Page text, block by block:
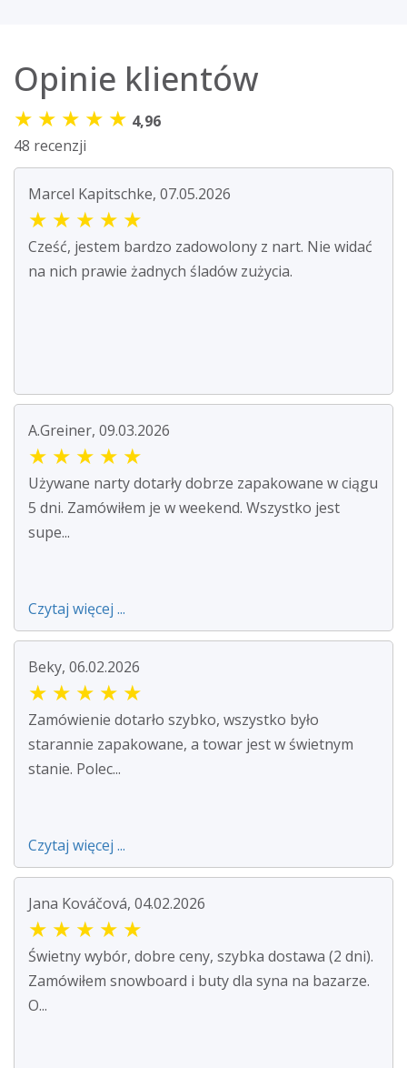
Opinie klientów
★ ★ ★ ★ ★ 4,96
48 recenzji
Marcel Kapitschke, 07.05.2026
★ ★ ★ ★ ★
Cześć, jestem bardzo zadowolony z nart. Nie widać
na nich prawie żadnych śladów zużycia.
A.Greiner, 09.03.2026
★ ★ ★ ★ ★
Używane narty dotarły dobrze zapakowane w ciągu
5 dni. Zamówiłem je w weekend. Wszystko jest
supe...
Czytaj więcej ...
Beky, 06.02.2026
★ ★ ★ ★ ★
Zamówienie dotarło szybko, wszystko było
starannie zapakowane, a towar jest w świetnym
stanie. Polec...
Czytaj więcej ...
Jana Kováčová, 04.02.2026
★ ★ ★ ★ ★
Świetny wybór, dobre ceny, szybka dostawa (2 dni).
Zamówiłem snowboard i buty dla syna na bazarze.
O...